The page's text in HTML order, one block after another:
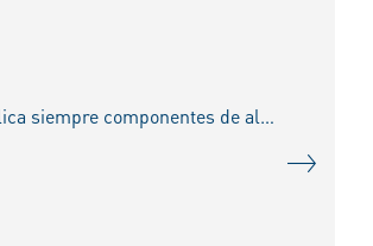
Medir la holgura del pistón con el alexómetro es muy fácil, así que disfrute este paso a paso. Y ya sabes, aplica siempre componentes de alta calidad, como las camisas de Kolbenschmidt, prov